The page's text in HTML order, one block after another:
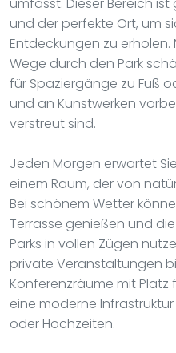
und der perfekte Ort, um
Entdeckungen zu
Wege durch den Park
für Spaziergänge zu Fuß
und an Kunstwerken
verstreut sind.
Jeden Morgen erwartet
einem Raum, der von
Bei schönem Wetter
Terrasse genießen und
Parks in vollen Zügen
private Veranstaltungen
Konferenzräume mit Platz
eine moderne
oder Hochzeiten.